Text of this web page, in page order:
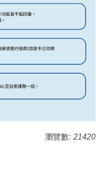
瀏覽數: 21420